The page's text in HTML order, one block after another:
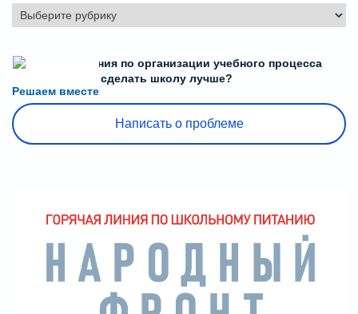
Рубрики
Решаем вместе
Есть предложения по организации учебного процесса
или знаете, как сделать школу лучше?
Написать о проблеме